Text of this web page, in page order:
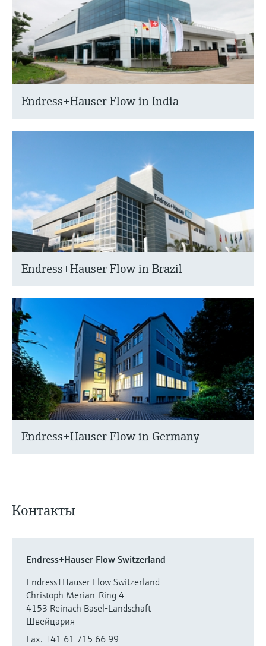
Endress+Hauser Flow in India
Endress+Hauser Flow in Brazil
Endress+Hauser Flow in Germany
Контакты
Endress+Hauser Flow Switzerland
Endress+Hauser Flow Switzerland
Christoph Merian-Ring 4
4153 Reinach Basel-Landschaft
Швейцария
Fax. +41 61 715 66 99